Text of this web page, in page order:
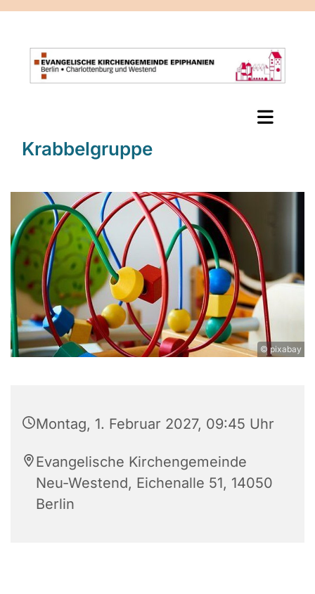
Krabbelgruppe
© pixabay
Montag, 1. Februar 2027, 09:45 Uhr
Evangelische Kirchengemeinde
Neu-Westend, Eichenalle 51, 14050
Berlin